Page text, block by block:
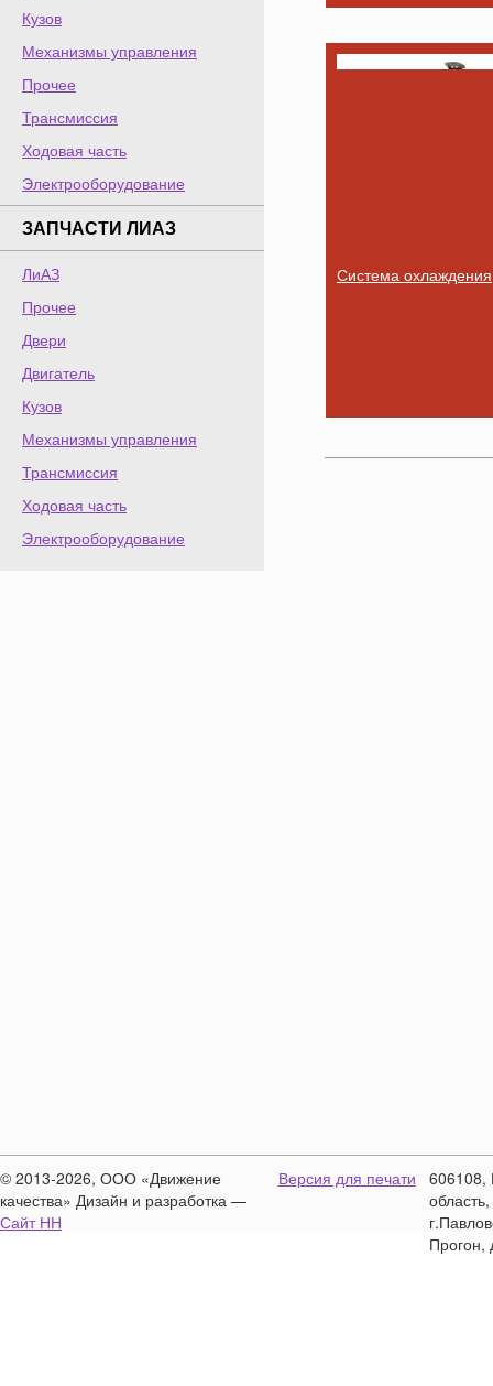
Кузов
Механизмы управления
Прочее
Трансмиссия
Ходовая часть
Электрооборудование
ЗАПЧАСТИ ЛИАЗ
ЛиАЗ
Прочее
Двери
Двигатель
Кузов
Механизмы управления
Трансмиссия
Ходовая часть
Электрооборудование
Система охлаждения
© 2013-2026, ООО «Движение
качества» Дизайн и разработка —
Сайт НН
Версия для печати
606108,
Прогон,